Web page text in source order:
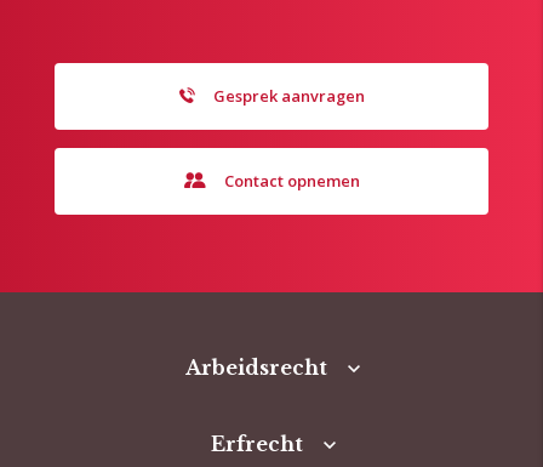
Gesprek aanvragen
Contact opnemen
Arbeidsrecht
Erfrecht